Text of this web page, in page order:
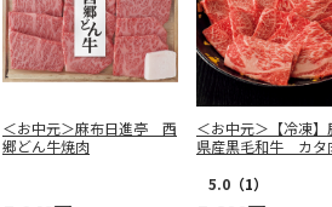
＜お中元＞麻布日進亭 西
郷どん牛焼肉
＜お中元＞【冷凍】
県産黒毛和牛 カタ
5.0 （1）